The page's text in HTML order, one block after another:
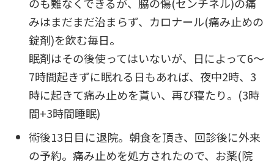
みはまだまだ治まらず、カロナール(痛み止めの
錠剤)を飲む毎日。
眠剤はその後使ってはいないが、日によって6～
7時間起きずに眠れる日もあれば、夜中2時、3
時に起きて痛み止めを貰い、再び寝たり。(3時
間+3時間睡眠)
術後13日目に退院。朝食を頂き、回診後に外来
の予約。痛み止めを処方されたので、お薬(院